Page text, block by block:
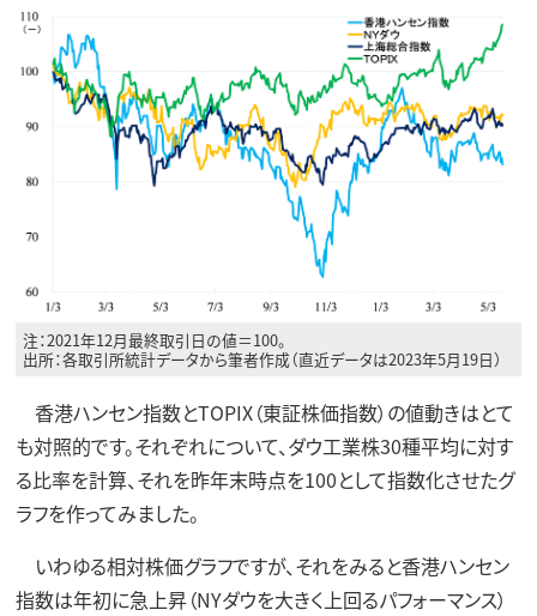
注：2021年12月最終取引日の値＝100。
出所：各取引所統計データから筆者作成（直近データは2023年5月19日）
香港ハンセン指数とTOPIX（東証株価指数）の値動きはとて
も対照的です。それぞれについて、ダウ工業株30種平均に対す
る比率を計算、それを昨年末時点を100として指数化させたグ
ラフを作ってみました。
いわゆる相対株価グラフですが、それをみると香港ハンセン
指数は年初に急上昇（NYダウを大きく上回るパフォーマンス）